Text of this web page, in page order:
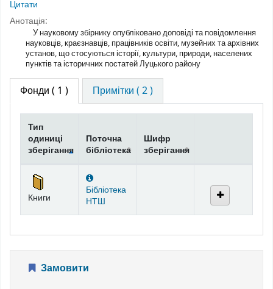
Цитати
Анотація:
У науковому збірнику опубліковано доповіді та повідомлення
науковців, краєзнавців, працівників освіти, музейних та архівних
установ, що стосуються історії, культури, природи, населених
пунктів та історичних постатей Луцького району
Фонди ( 1 ) Примітки ( 2 )
Фонди
Тип
одиниці
зберігання
Поточна
бібліотека
Шифр
зберігання
Книги
Бібліотека
НТШ
Замовити